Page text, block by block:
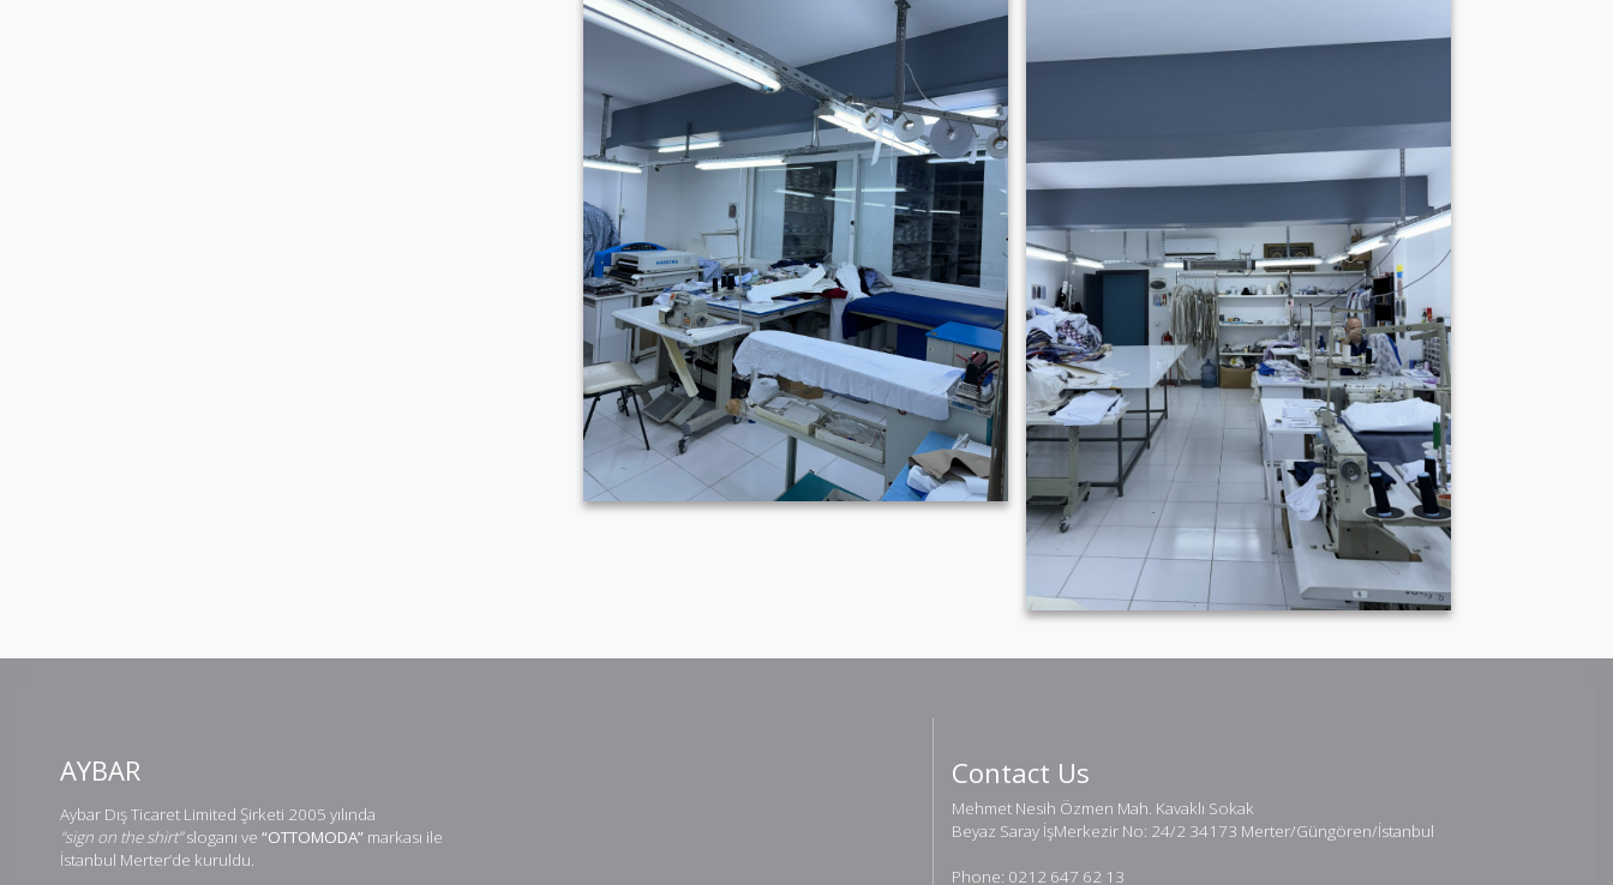
AYBAR
Aybar Dış Ticaret Limited Şirketi 2005 yılında
“sign on the shirt”sloganı ve “OTTOMODA” markası ile
İstanbul Merter’de kuruldu.
Contact Us
Mehmet Nesih Özmen Mah. Kavaklı Sokak
Beyaz Saray İşMerkezir No: 24/2 34173 Merter/Güngören/İstanbul
Phone: 0212 647 62 13